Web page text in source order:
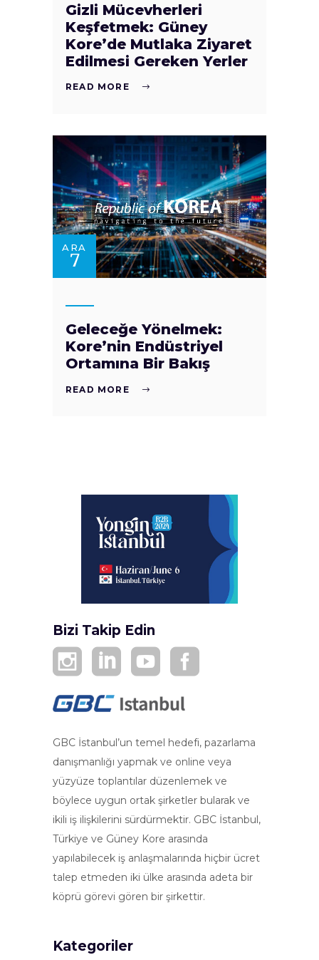
Gizli Mücevherleri
Keşfetmek: Güney
Kore’de Mutlaka Ziyaret
Edilmesi Gereken Yerler
READ MORE
ARA
7
Geleceğe Yönelmek:
Kore’nin Endüstriyel
Ortamına Bir Bakış
READ MORE
Bizi Takip Edin
GBC İstanbul’un temel hedefi, pazarlama
danışmanlığı yapmak ve online veya
yüzyüze toplantılar düzenlemek ve
böylece uygun ortak şirketler bularak ve
ikili iş ilişkilerini sürdürmektir. GBC İstanbul,
Türkiye ve Güney Kore arasında
yapılabilecek iş anlaşmalarında hiçbir ücret
talep etmeden iki ülke arasında adeta bir
köprü görevi gören bir şirkettir.
Kategoriler